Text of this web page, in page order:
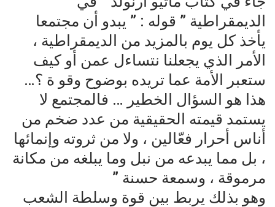
الديمقراطية ” قوله : ” يبدو أن مجتمعا
يأخذ كل يوم بالمزيد من الديمقراطية ،
الأمر الذي يجعلنا نتساءل عمن أو كيف
ستعبر الأمة عما تريده بوضوح وقو ة ؟…
هذا هو السؤال الخطير … فالمجتمع لا
يستمد قيمته الحقيقية من عدد ضخم من
أناس أحرار فعّالين ، ولا من ثروته وإنمائها
، بل مما يبدعه من نبل وما يبلغه من مكانة
مرموقة ، وسمعة حسنة ”
وهو بذلك يربط بين قوة وسلطة الشعب